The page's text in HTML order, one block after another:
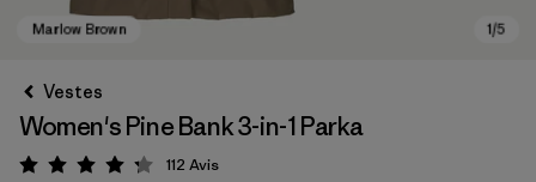
Vestes
Women's Pine Bank 3-in-1 Parka
Évaluation: 4.3 / 5
112 Avis